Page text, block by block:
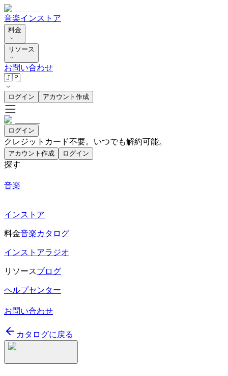
音楽インストア
料金
リソース
お問い合わせ
🇯🇵
ログイン アカウント作成
ログイン
クレジットカード不要。いつでも解約可能。
アカウント作成 ログイン
探す
音楽
インストア
料金音楽カタログ
インストアラジオ
リソースブログ
ヘルプセンター
お問い合わせ
カタログに戻る